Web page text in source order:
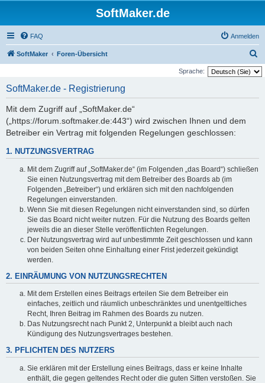
SoftMaker.de
FAQ Anmelden
SoftMaker Foren-Übersicht
u
Sprache:
SoftMaker.de - Registrierung
Mit dem Zugriff auf „SoftMaker.de“
(„https://forum.softmaker.de:443“) wird zwischen Ihnen und dem
Betreiber ein Vertrag mit folgenden Regelungen geschlossen:
1. NUTZUNGSVERTRAG
Mit dem Zugriff auf „SoftMaker.de“ (im Folgenden „das Board“) schließen
Sie einen Nutzungsvertrag mit dem Betreiber des Boards ab (im
Folgenden „Betreiber“) und erklären sich mit den nachfolgenden
Regelungen einverstanden.
Wenn Sie mit diesen Regelungen nicht einverstanden sind, so dürfen
Sie das Board nicht weiter nutzen. Für die Nutzung des Boards gelten
jeweils die an dieser Stelle veröffentlichten Regelungen.
Der Nutzungsvertrag wird auf unbestimmte Zeit geschlossen und kann
von beiden Seiten ohne Einhaltung einer Frist jederzeit gekündigt
werden.
2. EINRÄUMUNG VON NUTZUNGSRECHTEN
Mit dem Erstellen eines Beitrags erteilen Sie dem Betreiber ein
einfaches, zeitlich und räumlich unbeschränktes und unentgeltliches
Recht, Ihren Beitrag im Rahmen des Boards zu nutzen.
Das Nutzungsrecht nach Punkt 2, Unterpunkt a bleibt auch nach
Kündigung des Nutzungsvertrages bestehen.
3. PFLICHTEN DES NUTZERS
Sie erklären mit der Erstellung eines Beitrags, dass er keine Inhalte
enthält, die gegen geltendes Recht oder die guten Sitten verstoßen. Sie